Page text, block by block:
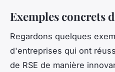
Exemples concrets
Regardons quelques
d'entreprises qui ont
de RSE de manière